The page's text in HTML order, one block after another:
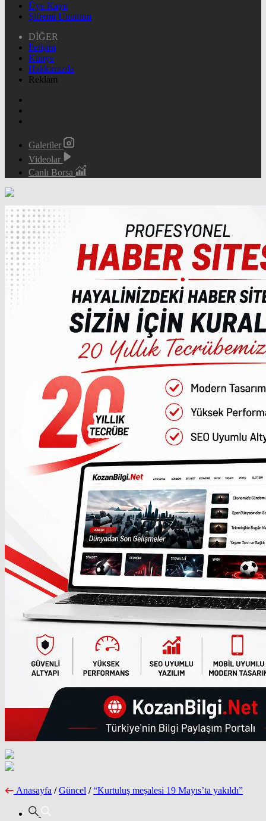
Üye Kayıt
Şifremi Unuttum
DİĞER
İletişim
Künye
Hakkımızda
Reklam
Galeriler
Videolar
Canlı Borsa
Anasayfa / Güncel / “Kurtuluş meşalesi 19 Mayıs’ta yakıldı”